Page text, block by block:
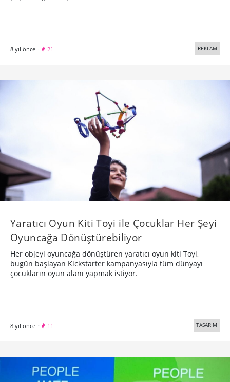
8 yıl önce · 21 REKLAM
Yaratıcı Oyun Kiti Toyi ile Çocuklar Her Şeyi
Oyuncağa Dönüştürebiliyor
Her objeyi oyuncağa dönüştüren yaratıcı oyun kiti Toyi,
bugün başlayan Kickstarter kampanyasıyla tüm dünyayı
çocukların oyun alanı yapmak istiyor.
8 yıl önce · 11 TASARIM